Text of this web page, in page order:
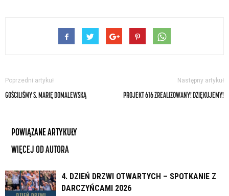
Poprzedni artykuł
GOŚCILIŚMY S. MARIĘ DOMALEWSKĄ
Następny artykuł
PROJEKT 616 ZREALIZOWANY! DZIĘKUJEMY!
POWIĄZANE ARTYKUŁY
WIĘCEJ OD AUTORA
4. DZIEŃ DRZWI OTWARTYCH – SPOTKANIE Z
DARCZYŃCAMI 2026